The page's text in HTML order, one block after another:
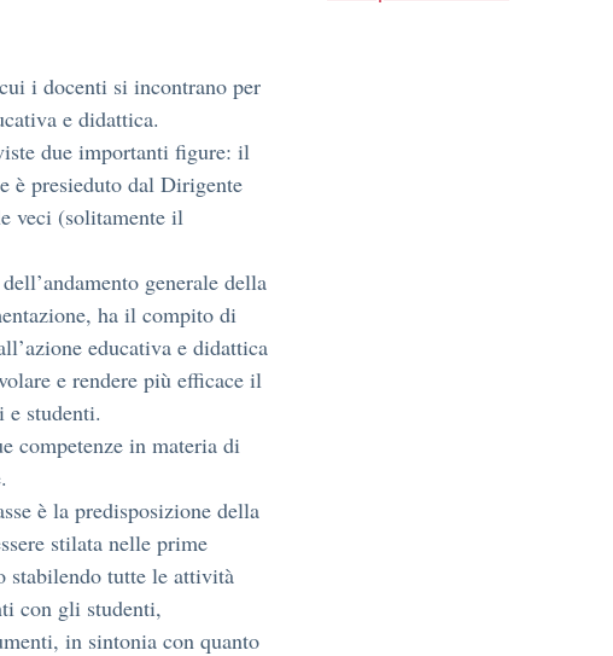
i docenti si incontrano per
e didattica.
due importanti figure: il
è presieduto dal Dirigente
veci (solitamente il
generale della
ha il compito di
educativa e didattica
e rendere più efficace il
studenti.
competenze in materia di
è la predisposizione della
stilata nelle prime
stabilendo tutte le attività
con gli studenti,
in sintonia con quanto